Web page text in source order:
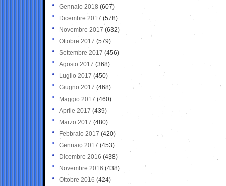
Gennaio 2018 (607)
Dicembre 2017 (578)
Novembre 2017 (632)
Ottobre 2017 (579)
Settembre 2017 (456)
Agosto 2017 (368)
Luglio 2017 (450)
Giugno 2017 (468)
Maggio 2017 (460)
Aprile 2017 (439)
Marzo 2017 (480)
Febbraio 2017 (420)
Gennaio 2017 (453)
Dicembre 2016 (438)
Novembre 2016 (438)
Ottobre 2016 (424)